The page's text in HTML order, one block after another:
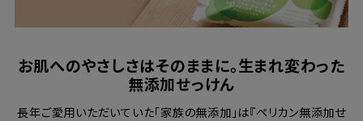
お肌へのやさしさはそのままに。生まれ変わった
無添加せっけん
長年ご愛用いただいていた「家族の無添加」は『ペリカン無添加せ